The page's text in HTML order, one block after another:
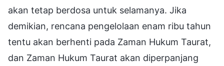
akan tetap berdosa untuk selamanya. Jika
demikian, rencana pengelolaan enam ribu tahun
tentu akan berhenti pada Zaman Hukum Taurat,
dan Zaman Hukum Taurat akan diperpanjang